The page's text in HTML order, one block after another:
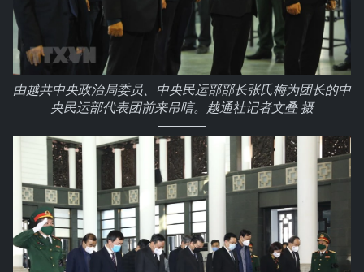
由越共中央政治局委员、中央民运部部长张氏梅为团长的中
央民运部代表团前来吊唁。越通社记者文叠 摄